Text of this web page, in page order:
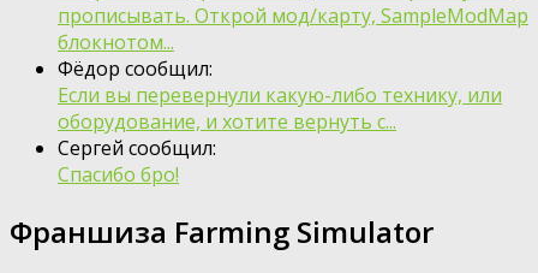
прописывать. Открой мод/карту, SampleModMap
блокнотом...
Фёдор сообщил:
Если вы перевернули какую-либо технику, или
оборудование, и хотите вернуть с...
Сергей сообщил:
Спасибо бро!
Франшиза Farming Simulator